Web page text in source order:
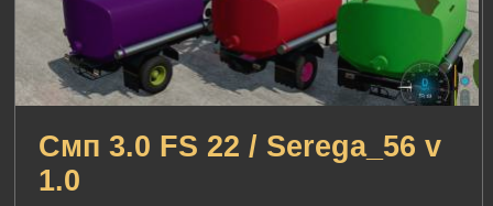
Смп 3.0 FS 22 / Serega_56 v
1.0